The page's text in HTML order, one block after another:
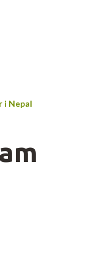
i Nepal